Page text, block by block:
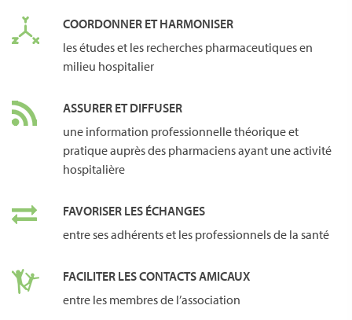
COORDONNER ET HARMONISER
les études et les recherches pharmaceutiques en
milieu hospitalier
ASSURER ET DIFFUSER
une information professionnelle théorique et
pratique auprès des pharmaciens ayant une activité
hospitalière
FAVORISER LES ÉCHANGES
entre ses adhérents et les professionnels de la santé
FACILITER LES CONTACTS AMICAUX
entre les membres de l’association